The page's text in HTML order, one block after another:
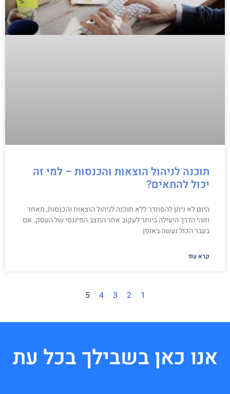
תוכנה לניהול הוצאות והכנסות – למי זה
יכול להתאים?
היום לא ניתן להסתדר ללא תוכנה לניהול הוצאות והכנסות, מאחר
וזוהי הדרך היעילה ביותר לעקוב אחר המצב הפיננסי של העסק. אם
בעבר הכול נעשה באופן
קרא עוד
1
2
3
4
5
אנו כאן בשבילך בכל עת